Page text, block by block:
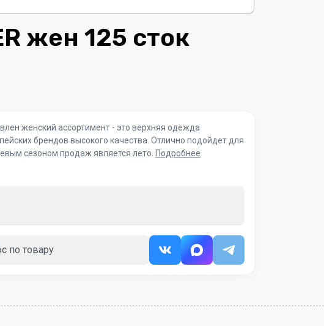
жен 125 сток
женский ассортимент - это верхняя одежда
брендов высокого качества. Отлично подойдет для
сезоном продаж является лето. Подробнее
по товару